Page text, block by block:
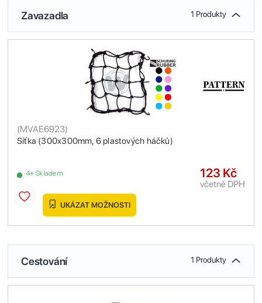
Zavazadla 1 Produkty
Síťka (300x300mm, 6 plastových háčků)
(MVAE6923)
4+ Skladem 123 Kč
včetně DPH
UKÁZAT MOŽNOSTI
Cestování 1 Produkty